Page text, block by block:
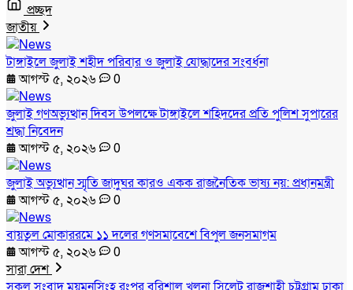
প্রচ্ছদ
জাতীয়
টাঙ্গাইলে জুলাই শহীদ পরিবার ও জুলাই যোদ্ধাদের সংবর্ধনা
আগস্ট ৫, ২০২৬
0
জুলাই গণঅভ্যুত্থান দিবস উপলক্ষে টাঙ্গাইলে শহিদদের প্রতি পুলিশ সুপারের
শ্রদ্ধা নিবেদন
আগস্ট ৫, ২০২৬
0
জুলাই অভ্যুত্থান স্মৃতি জাদুঘর কারও একক রাজনৈতিক ভাষ্য নয়: প্রধানমন্ত্রী
আগস্ট ৫, ২০২৬
0
বায়তুল মোকাররমে ১১ দলের গণসমাবেশে বিপুল জনসমাগম
আগস্ট ৫, ২০২৬
0
সারা দেশ